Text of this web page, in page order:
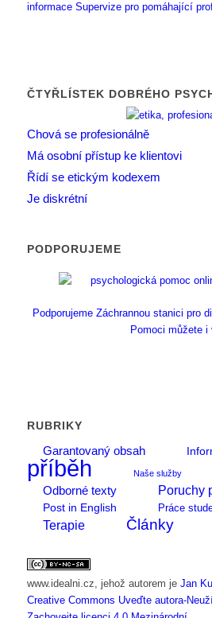
informace Supervize pro pomáhající
ČTYŘLÍSTEK DOBRÉHO
Chová se profesionálně
Má osobní přístup ke klientovi
Řídí se etickým kodexem
Je diskrétní
PODPORUJEME
Podporujeme Záchrannou stanici pro
Pomoci můžete i
RUBRIKY
Garantovaný obsah
příběh
Naše služby
Odborné texty Poruchy
Post in English Práce
Terapie Články
www.idealni.cz , jehož autorem je Jan
Creative Commons Uveďte autora-